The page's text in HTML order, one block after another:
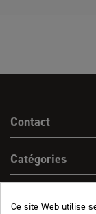
Contact
Catégories
Ce site Web utilise